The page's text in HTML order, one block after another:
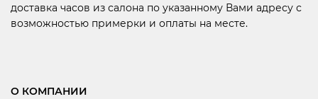
доставка часов из салона по указанному Вами адресу с
возможностью примерки и оплаты на месте.
О КОМПАНИИ